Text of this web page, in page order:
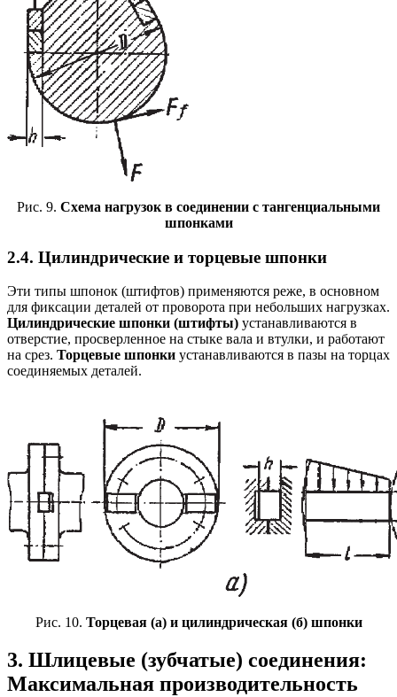
Рис. 9. Схема нагрузок в соединении с тангенциальными
шпонками
2.4. Цилиндрические и торцевые шпонки
Эти типы шпонок (штифтов) применяются реже, в основном
для фиксации деталей от проворота при небольших нагрузках.
Цилиндрические шпонки (штифты) устанавливаются в
отверстие, просверленное на стыке вала и втулки, и работают
на срез. Торцевые шпонки устанавливаются в пазы на торцах
соединяемых деталей.
Рис. 10. Торцевая (а) и цилиндрическая (б) шпонки
3. Шлицевые (зубчатые) соединения:
Максимальная производительность